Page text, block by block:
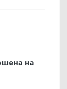
на